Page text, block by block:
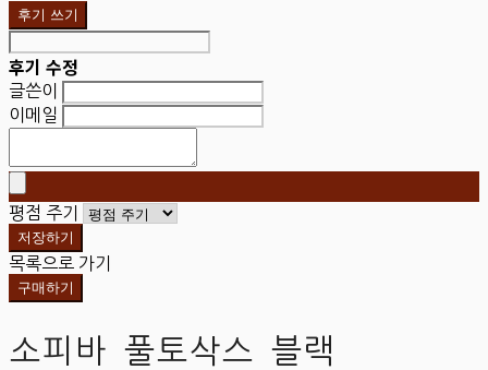
후기 쓰기
후기 수정
글쓴이
이메일
평점 주기
저장하기
목록으로 가기
구매하기
소피바 풀토삭스 블랙